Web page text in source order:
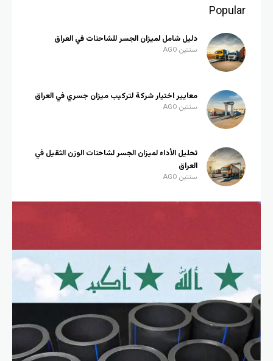
Popular
دليل شامل لميزان الجسر للشاحنات في العراق
سنتين AGO
معايير اختيار شركة لتركيب ميزان جسري في العراق
سنتين AGO
تحليل الأداء لميزان الجسر لشاحنات الوزن الثقيل في
العراق
سنتين AGO